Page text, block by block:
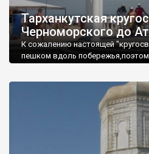
Тарханкутская
Черноморского до
К сожалению настоящей
пешком вдоль